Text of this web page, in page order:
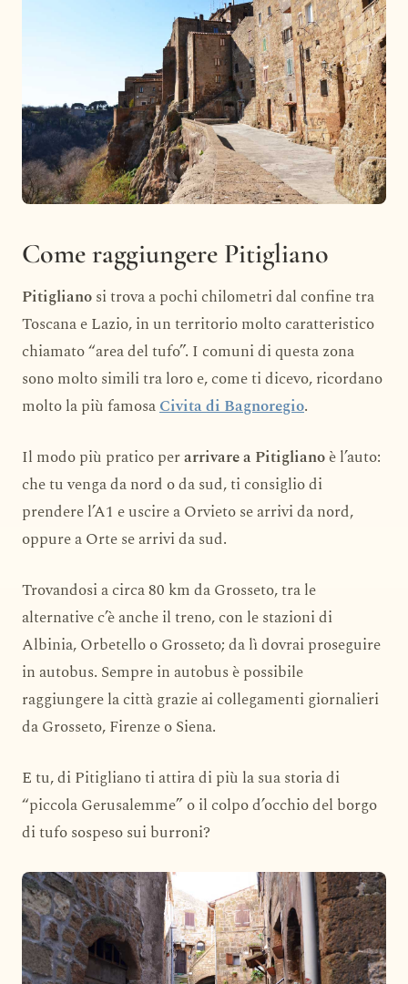
Come raggiungere Pitigliano
Pitiglianosi trova a pochi chilometri dal confine tra
Toscana e Lazio, in un territorio molto caratteristico
chiamato “area del tufo”. I comuni di questa zona
sono molto simili tra loro e, come ti dicevo, ricordano
molto la più famosaCivita di Bagnoregio.
Il modo più pratico perarrivare a Pitiglianoè l’auto:
che tu venga da nord o da sud, ti consiglio di
prendere l’A1 e uscire a Orvieto se arrivi da nord,
oppure a Orte se arrivi da sud.
Trovandosi a circa 80 km da Grosseto, tra le
alternative c’è anche il treno, con le stazioni di
Albinia, Orbetello o Grosseto; da lì dovrai proseguire
in autobus. Sempre in autobus è possibile
raggiungere la città grazie ai collegamenti giornalieri
da Grosseto, Firenze o Siena.
E tu, di Pitigliano ti attira di più la sua storia di
“piccola Gerusalemme” o il colpo d’occhio del borgo
di tufo sospeso sui burroni?